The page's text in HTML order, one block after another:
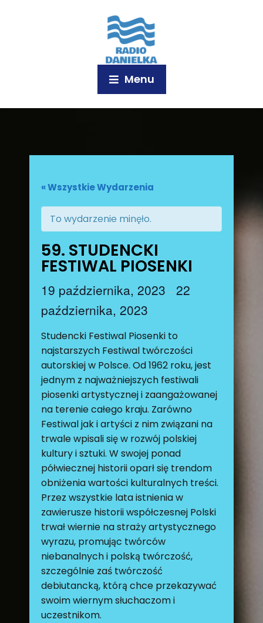
Menu
« Wszystkie Wydarzenia
To wydarzenie minęło.
59. STUDENCKI
FESTIWAL PIOSENKI
19 października, 2023 –22
października, 2023
Studencki Festiwal Piosenki to
najstarszych Festiwal twórczości
autorskiej w Polsce. Od 1962 roku, jest
jednym z najważniejszych festiwali
piosenki artystycznej i zaangażowanej
na terenie całego kraju. Zarówno
Festiwal jak i artyści z nim związani na
trwale wpisali się w rozwój polskiej
kultury i sztuki. W swojej ponad
półwiecznej historii oparł się trendom
obniżenia wartości kulturalnych treści.
Przez wszystkie lata istnienia w
zawierusze historii współczesnej Polski
trwał wiernie na straży artystycznego
wyrazu, promując twórców
niebanalnych i polską twórczość,
szczególnie zaś twórczość
debiutancką, którą chce przekazywać
swoim wiernym słuchaczom i
uczestnikom.